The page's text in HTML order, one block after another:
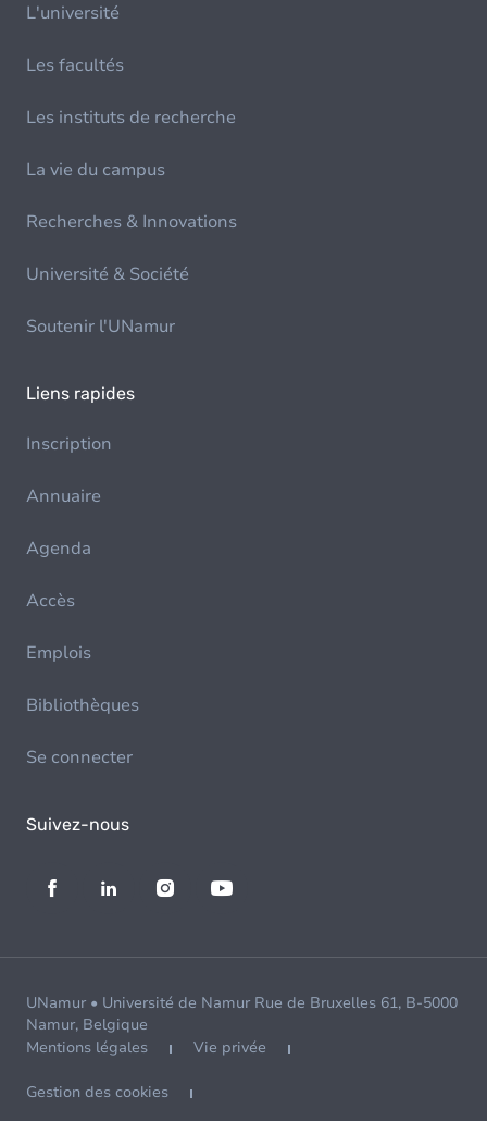
L'université
Les facultés
Les instituts de recherche
La vie du campus
Recherches & Innovations
Université & Société
Soutenir l'UNamur
Liens rapides
Inscription
Annuaire
Agenda
Accès
Emplois
Bibliothèques
Se connecter
Suivez-nous
UNamur • Université de Namur Rue de Bruxelles 61, B-5000
Namur, Belgique
Mentions légales
Vie privée
Gestion des cookies